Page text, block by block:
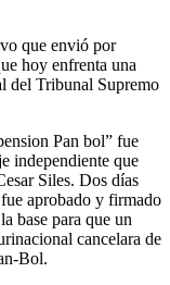
que envió por
hoy enfrenta una
del Tribunal Supremo
Pan bol” fue
independiente que
Siles. Dos días
aprobado y firmado
base para que un
cancelara de
Bol.